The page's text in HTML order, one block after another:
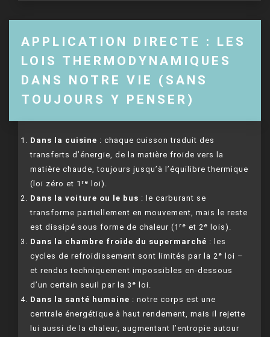
APPLICATION DIRECTE : LES
LOIS THERMODYNAMIQUES
DANS NOTRE VIE (SANS
TOUJOURS Y PENSER)
Dans la cuisine : chaque cuisson traduit des
transferts d’énergie, de la matière froide vers la
matière chaude, toujours jusqu’à l’équilibre thermique
(loi zéro et 1ʳᵉ loi).
Dans la voiture ou le bus : le carburant se
transforme partiellement en mouvement, mais le reste
est dissipé sous forme de chaleur (1ʳᵉ et 2ᵉ lois).
Dans la chambre froide du supermarché : les
cycles de refroidissement sont limités par la 2ᵉ loi –
et rendus techniquement impossibles en-dessous
d’un certain seuil par la 3ᵉ loi.
Dans la santé humaine : notre corps est une
centrale énergétique à haut rendement, mais il rejette
lui aussi de la chaleur, augmentant l’entropie autour